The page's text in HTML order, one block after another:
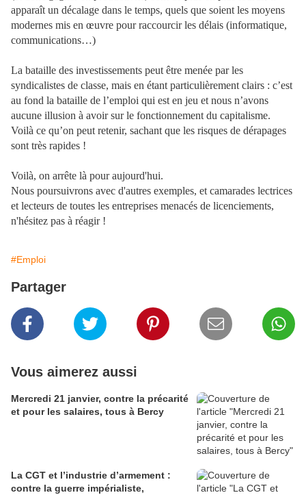
apparaît un décalage dans le temps, quels que soient les moyens
modernes mis en œuvre pour raccourcir les délais (informatique,
communications…)
La bataille des investissements peut être menée par les
syndicalistes de classe, mais en étant particulièrement clairs : c’est
au fond la bataille de l’emploi qui est en jeu et nous n’avons
aucune illusion à avoir sur le fonctionnement du capitalisme.
Voilà ce qu’on peut retenir, sachant que les risques de dérapages
sont très rapides !
Voilà, on arrête là pour aujourd'hui.
Nous poursuivrons avec d'autres exemples, et camarades lectrices
et lecteurs de toutes les entreprises menacés de licenciements,
n'hésitez pas à réagir !
#Emploi
Partager
Vous aimerez aussi
Mercredi 21 janvier, contre la précarité
et pour les salaires, tous à Bercy
La CGT et l’industrie d’armement :
contre la guerre impérialiste,